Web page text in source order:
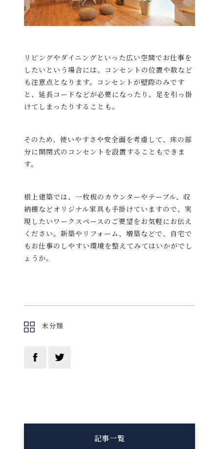
リビングやダイニングといった広い空間でお仕事を
したいという場合には、コンセントの位置や数など
も注意点となります。コンセントが壁際のみです
と、延長コードなどが必要になったり、足を引っ掛
けてしまったりすることも。
そのため、使いやすさや安全面を考慮して、床の部
分に開閉式のコンセントを設置することもできま
す。
根上建築では、一枚板のカウンターやテーブル、収
納棚などオリジナル家具も手掛けていますので、実
現したいワークスペースのご要望をお気軽にお伝え
ください。新築やリフォーム、増築などで、自宅で
もお仕事のしやすい環境を整えてみてはいかがでし
ょうか。
未分類
記事一覧